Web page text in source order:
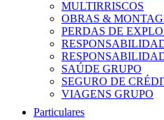
MULTIRRISCOS
OBRAS &
PERDAS DE
SAÚDE GRUPO
SEGURO DE
VIAGENS GRUPO
Particulares